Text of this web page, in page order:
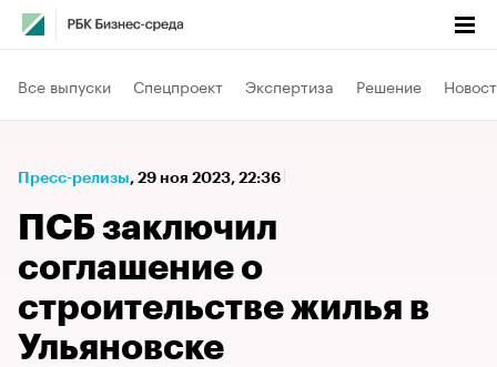
Все выпуски Спецпроект Экспертиза Решение
Пресс-релизы⁠, 29 ноя 2023, 22:36
ПСБ заключил
соглашение о
строительстве жилья в
Ульяновске